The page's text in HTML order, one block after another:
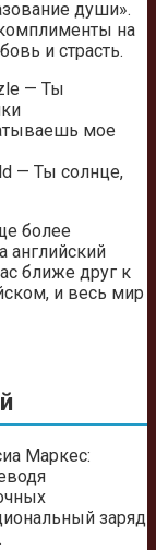
души».
на
и страсть.
— Ты
мое
— Ты солнце,
более
английский
ближе друг к
и весь мир
Маркес:
заряд